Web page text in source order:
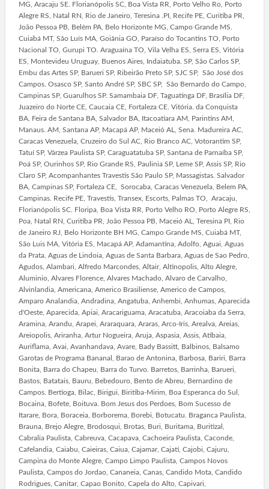
MG, Aracaju SE. Florianópolis SC, Boa Vista RR, Porto Velho Ro, Porto
Alegre RS, Natal RN, Rio de Janeiro, Teresina .PI, Recife PE, Curitiba PR,
João Pessoa PB, Belém PA, Belo Horizonte MG, Campo Grande MS.
Cuiabá MT, São Luís MA, Goiânia GO, Paraíso do Tocantins TO, Porto
Nacional TO, Gurupi TO. Araguaína TO, Vila Velha ES, Serra ES, Vitória
ES, Montevideu Uruguay, Buenos Aires, Indaiatuba. SP, São Carlos SP,
Embu das Artes SP, Barueri SP, Ribeirão Preto SP, SJC SP, São José dos
Campos. Osasco SP, Santo André SP, SBC SP, São Bernardo do Campo,
Campinas SP, Guarulhos SP. Samambaia DF, Taguatinga DF, Brasília DF,
Juazeiro do Norte CE, Caucaia CE, Fortaleza CE. Vitória. da Conquista
BA, Feira de Santana BA, Salvador BA, Itacoatiara AM, Parintins AM,
Manaus. AM, Santana AP, Macapá AP, Maceió AL, Sena. Madureira AC,
Caracas Venezuela, Cruzeiro do Sul AC, Rio Branco AC, Votorantim SP,
Tatuí SP, Várzea Paulista SP, Caraguatatuba SP, Santana de Parnaíba SP,
Poá SP, Ourinhos SP, Rio Grande RS, Paulinia SP, Leme SP, Assis SP, Rio
Claro SP, Acompanhantes Travestis São Paulo SP, Massagistas. Salvador
BA, Campinas SP, Fortaleza CE, Sorocaba, Caracas Venezuela, Belem PA,
Campinas. Recife PE, Travestis, Transex, Escorts, Palmas TO, Aracaju,
Florianópolis SC. Floripa, Boa Vista RR, Porto Velho RO, Porto Alegre RS,
Poa, Natal RN, Curitiba PR, João Pessoa PB, Maceió AL, Teresina PI, Rio
de Janeiro RJ, Belo Horizonte BH MG, Campo Grande MS, Cuiabá MT,
São Luis MA, Vitória ES, Macapá AP, Adamantina, Adolfo, Aguai, Aguas
da Prata, Aguas de Lindoia, Aguas de Santa Barbara, Aguas de Sao Pedro,
Agudos, Alambari, Alfredo Marcondes, Altair, Altinopolis, Alto Alegre,
Aluminio, Alvares Florence, Alvares Machado, Alvaro de Carvalho,
Alvinlandia, Americana, Americo Brasiliense, Americo de Campos,
Amparo Analandia, Andradina, Angatuba, Anhembi, Anhumas, Aparecida
d'Oeste, Aparecida, Apiai, Aracariguama, Aracatuba, Aracoiaba da Serra,
Aramina, Arandu, Arapei, Araraquara, Araras, Arco-Iris, Arealva, Areias,
Areiopolis, Ariranha, Artur Nogueira, Aruja, Aspasia, Assis, Atibaia,
Auriflama, Avai, Avanhandava, Avare, Bady Bassitt, Balbinos, Balsamo
Garotas de Programa Bananal, Barao de Antonina, Barbosa, Bariri, Barra
Bonita, Barra do Chapeu, Barra do Turvo. Barretos, Barrinha, Barueri,
Bastos, Batatais, Bauru, Bebedouro, Bento de Abreu, Bernardino de
Campos. Bertioga, Bilac, Birigui, Biritiba-Mirim, Boa Esperanca do Sul,
Bocaina, Bofete, Boituva. Bom Jesus dos Perdoes, Bom Sucesso de
Itarare, Bora, Boraceia, Borborema, Borebi, Botucatu. Braganca Paulista,
Brauna, Brejo Alegre, Brodosqui, Brotas, Buri, Buritama, Buritizal,
Cabralia Paulista, Cabreuva, Cacapava, Cachoeira Paulista, Caconde,
Cafelandia, Caiabu, Caieiras, Caiua, Cajamar, Cajati, Cajobi, Cajuru,
Campina do Monte Alegre, Campo Limpo Paulista, Campos Novos
Paulista, Campos do Jordao, Cananeia, Canas, Candido Mota, Candido
Rodrigues, Canitar, Capao Bonito, Capela do Alto, Capivari,